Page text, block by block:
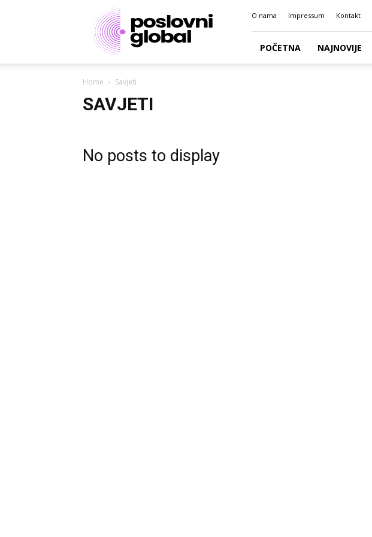
Poslovni
portal
O nama Impressum Kontakt
POČETNA NAJNOVIJE
Home Savjeti
SAVJETI
No posts to display